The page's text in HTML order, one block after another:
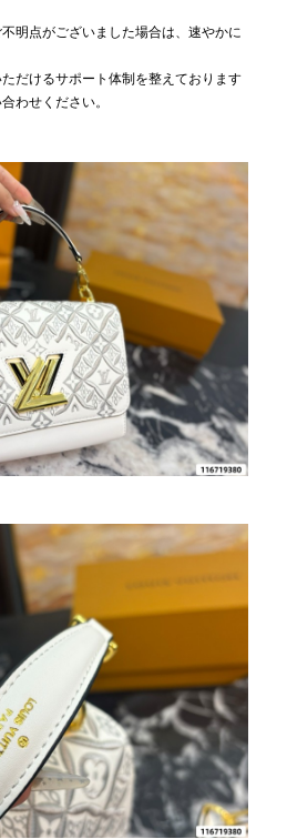
明点がございました場合は、速やかに
だけるサポート体制を整えております
わせください。